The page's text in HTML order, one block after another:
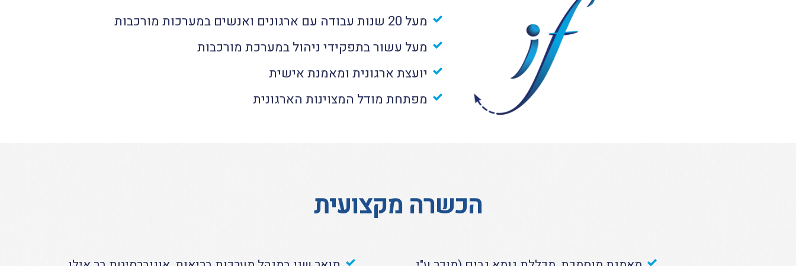
מעל 20 שנות עבודה עם ארגונים ואנשים במערכות מורכבות
מעל עשור בתפקידי ניהול במערכת מורכבות
יועצת ארגונית ומאמנת אישית
מפתחת מודל המצוינות הארגונית
הכשרה מקצועית